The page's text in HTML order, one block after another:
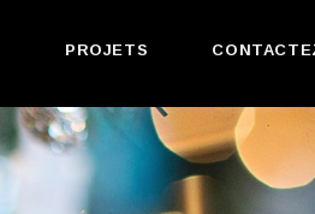
PROJETS